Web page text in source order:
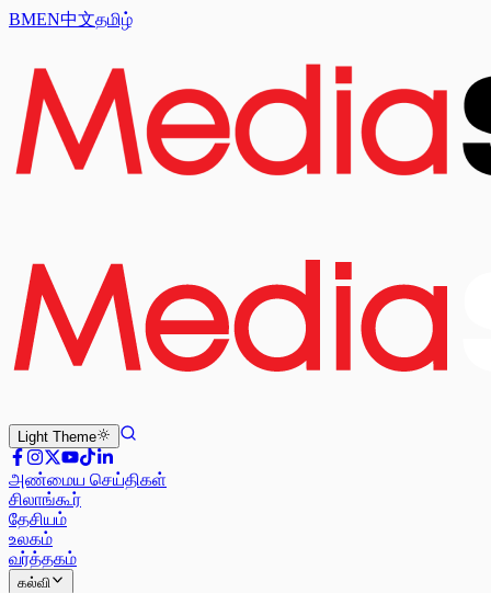
BMEN中文தமிழ்
Light Theme
அண்மைய செய்திகள்
சிலாங்கூர்
தேசியம்
உலகம்
வர்த்தகம்
கல்வி